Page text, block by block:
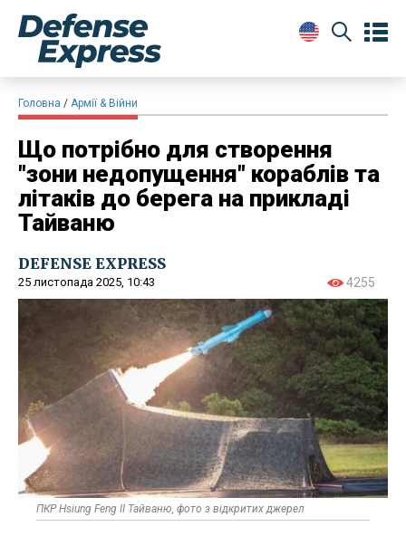
Головна Армії & Війни
Що потрібно для створення
"зони недопущення" кораблів та
літаків до берега на прикладі
Тайваню
DEFENSE EXPRESS
25 листопада 2025, 10:43 4255
ПКР Hsiung Feng II Тайваню, фото з відкритих джерел